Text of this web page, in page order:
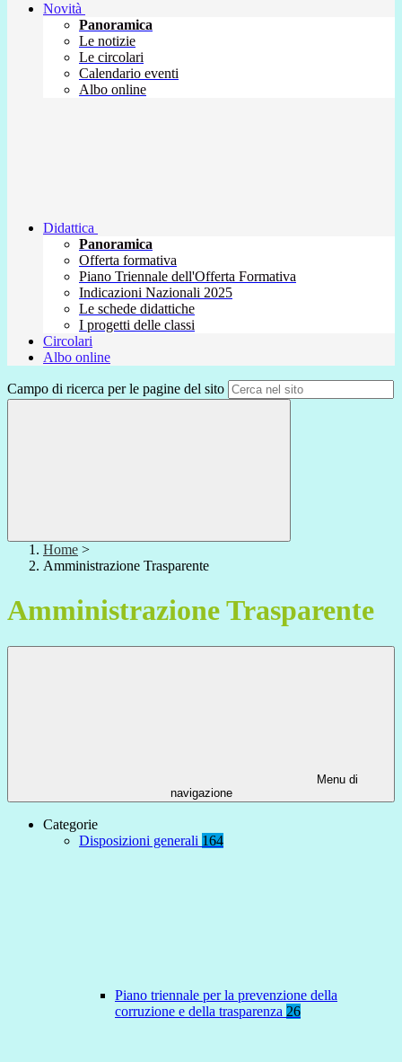
Novità
Panoramica
Le notizie
Le circolari
Calendario eventi
Albo online
Didattica
Panoramica
Offerta formativa
Piano Triennale dell'Offerta Formativa
Indicazioni Nazionali 2025
Le schede didattiche
I progetti delle classi
Circolari
Albo online
Campo di ricerca per le pagine del sito
Home >
Amministrazione Trasparente
Amministrazione Trasparente
Menu di
navigazione
Categorie
Disposizioni generali 164
Piano triennale per la prevenzione della
corruzione e della trasparenza 26